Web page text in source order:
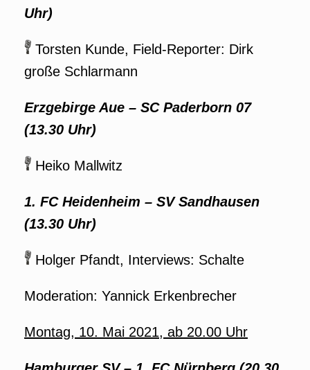
Uhr)
Torsten Kunde, Field-Reporter: Dirk
große Schlarmann
Erzgebirge Aue – SC Paderborn 07
(13.30 Uhr)
Heiko Mallwitz
1. FC Heidenheim – SV Sandhausen
(13.30 Uhr)
Holger Pfandt, Interviews: Schalte
Moderation: Yannick Erkenbrecher
Montag, 10. Mai 2021, ab 20.00 Uhr